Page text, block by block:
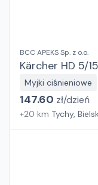
BCC APEKS Sp. z o.o.
Kärcher HD 5/
Myjki ciśnieniowe
147.60 zł/dzień
+20 km Tychy,